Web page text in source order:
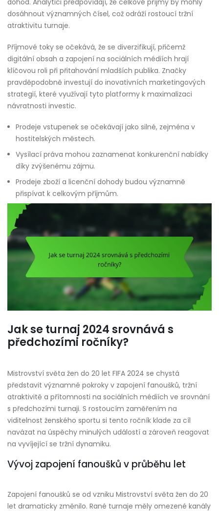
dohod. Analytici předpovídají, že celkové příjmy by mohly
dosáhnout významných čísel, což odráží rostoucí tržní
atraktivitu turnaje.
Příjmové toky se očekává, že se diverzifikují, přičemž
digitální obsah a zapojení na sociálních médiích hrají
klíčovou roli při přitahování mladších publika. Značky
pravděpodobně investují do inovativních marketingových
strategií, které využívají tyto platformy k maximalizaci
návratnosti investic.
Prodeje vstupenek se očekávají jako silné, zejména v
hostitelských městech.
Vysílací práva mohou zaznamenat konkurenční nabídky
díky zvýšenému zájmu.
Prodeje zboží a licenční dohody budou významně
přispívat k celkovým příjmům.
Jak se turnaj 2024 srovnává s
předchozími ročníky?
Mistrovství světa žen do 20 let FIFA 2024 se chystá
představit významné pokroky v zapojení fanoušků, tržní
atraktivitě a přítomnosti na sociálních médiích ve srovnání
s předchozími turnaji. S rostoucím zaměřením na
viditelnost ženského sportu si tento ročník klade za cíl
navázat na úspěchy minulých událostí a zároveň reagovat
na vyvíjející se tržní dynamiku.
Vývoj zapojení fanoušků v průběhu let
Zapojení fanoušků se od vzniku Mistrovství světa žen do 20
let dramaticky změnilo. Rané turnaje měly omezené kanály